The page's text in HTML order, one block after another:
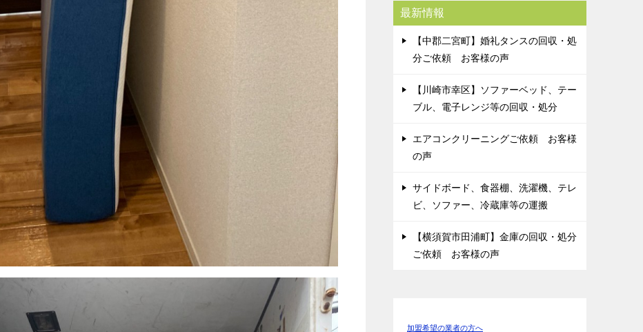
最新情報
【中郡二宮町】婚礼タンスの回収・処
分ご依頼 お客様の声
【川崎市幸区】ソファーベッド、テー
ブル、電子レンジ等の回収・処分
エアコンクリーニングご依頼 お客様
の声
サイドボード、食器棚、洗濯機、テレ
ビ、ソファー、冷蔵庫等の運搬
【横須賀市田浦町】金庫の回収・処分
ご依頼 お客様の声
加盟希望の業者の方へ